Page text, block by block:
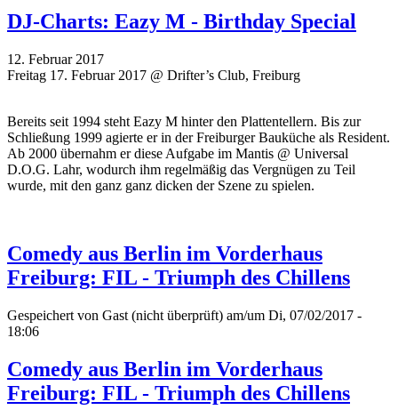
DJ-Charts: Eazy M - Birthday Special
12. Februar 2017
Freitag 17. Februar 2017 @ Drifter’s Club, Freiburg
Bereits seit 1994 steht Eazy M hinter den Plattentellern. Bis zur
Schließung 1999 agierte er in der Freiburger Bauküche als Resident.
Ab 2000 übernahm er diese Aufgabe im Mantis @ Universal
D.O.G. Lahr, wodurch ihm regelmäßig das Vergnügen zu Teil
wurde, mit den ganz ganz dicken der Szene zu spielen.
Comedy aus Berlin im Vorderhaus
Freiburg: FIL - Triumph des Chillens
Gespeichert von Gast (nicht überprüft) am/um Di, 07/02/2017 -
18:06
Comedy aus Berlin im Vorderhaus
Freiburg: FIL - Triumph des Chillens